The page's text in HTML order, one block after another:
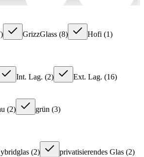
) GrizzGlass (8) Hofi (1)
Int. Lag. (2) Ext. Lag. (16)
(2) grün (3)
(2) privatisierendes Glas (2)